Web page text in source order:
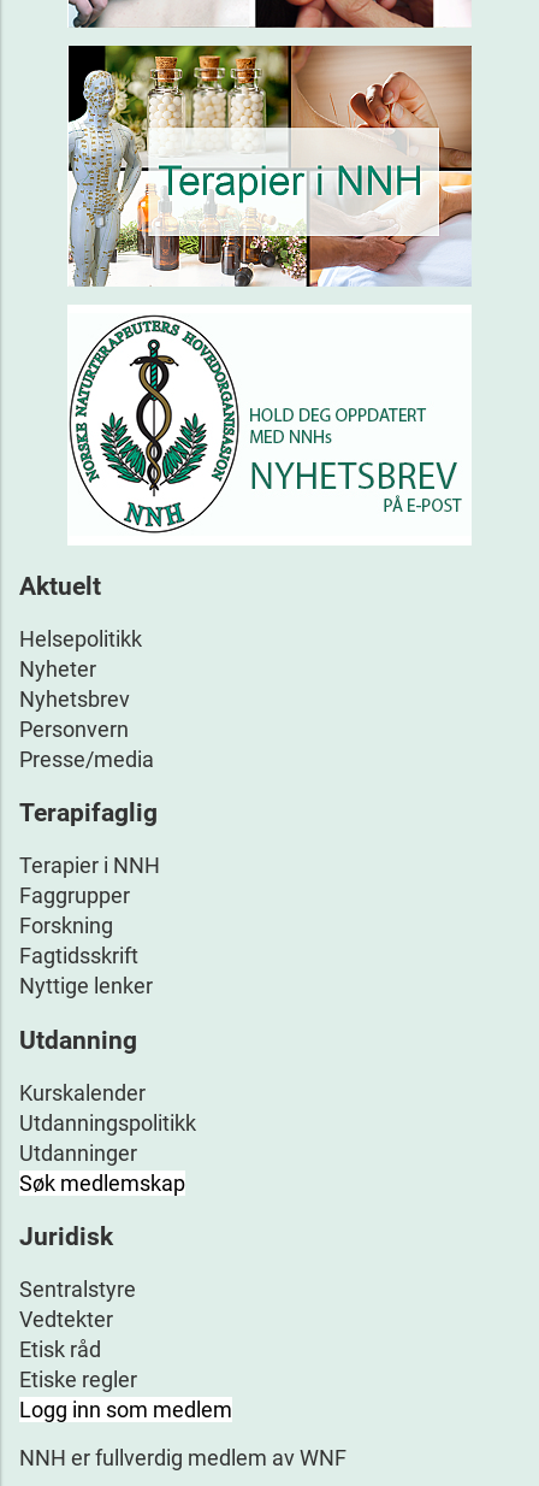
Aktuelt
Helsepolitikk
Nyheter
Nyhetsbrev
Personvern
Presse/media
Terapifaglig
Terapier i NNH
Faggrupper
Forskning
Fagtidsskrift
Nyttige lenker
Utdanning
Kurskalender
Utdanningspolitikk
Utdanninger
Søk medlemskap
Juridisk
Sentralstyre
Vedtekter
Etisk råd
Etiske regler
Logg inn som medlem
NNH er fullverdig medlem av WNF